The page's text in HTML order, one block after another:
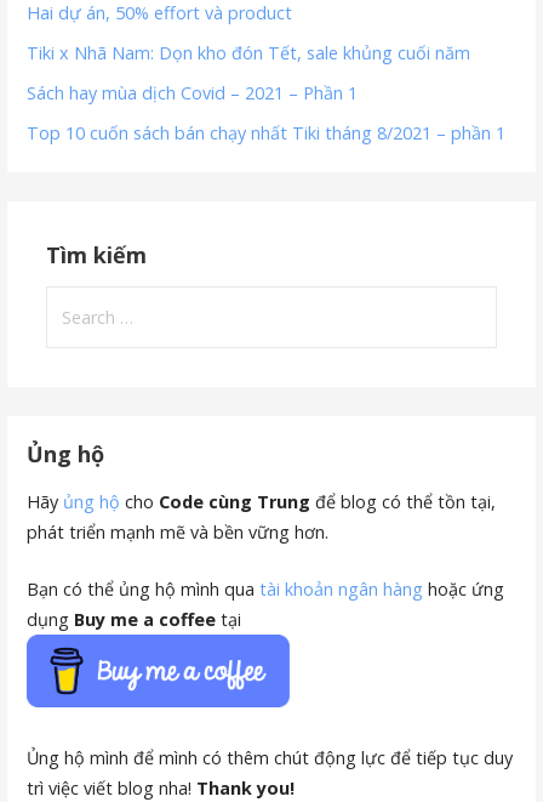
Hai dự án, 50% effort và product
Tiki x Nhã Nam: Dọn kho đón Tết, sale khủng cuối năm
Sách hay mùa dịch Covid – 2021 – Phần 1
Top 10 cuốn sách bán chạy nhất Tiki tháng 8/2021 – phần 1
Tìm kiếm
for:
Ủng hộ
Hãy ủng hộ cho Code cùng Trung để blog có thể tồn tại,
phát triển mạnh mẽ và bền vững hơn.
Bạn có thể ủng hộ mình quatài khoản ngân hàng hoặc ứng
dụng Buy me a coffee tại
Ủng hộ mình để mình có thêm chút động lực để tiếp tục duy
trì việc viết blog nha! Thank you!